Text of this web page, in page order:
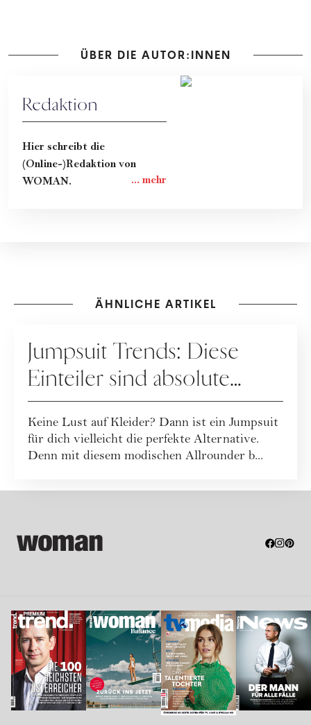
ÜBER DIE AUTOR:INNEN
Redaktion
Hier schreibt die
(Online-)Redaktion von
WOMAN.
ÄHNLICHE ARTIKEL
Jumpsuit Trends: Diese
Einteiler sind absolute
Must-haves
Keine Lust auf Kleider? Dann ist ein Jumpsuit
für dich vielleicht die perfekte Alternative.
Denn mit diesem modischen Allrounder b...